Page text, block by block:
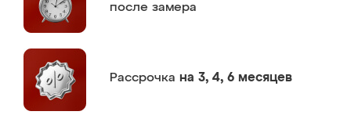
после замера
Рассрочка на 3, 4, 6 месяцев